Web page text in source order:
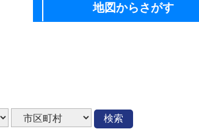
地図からさがす
検索